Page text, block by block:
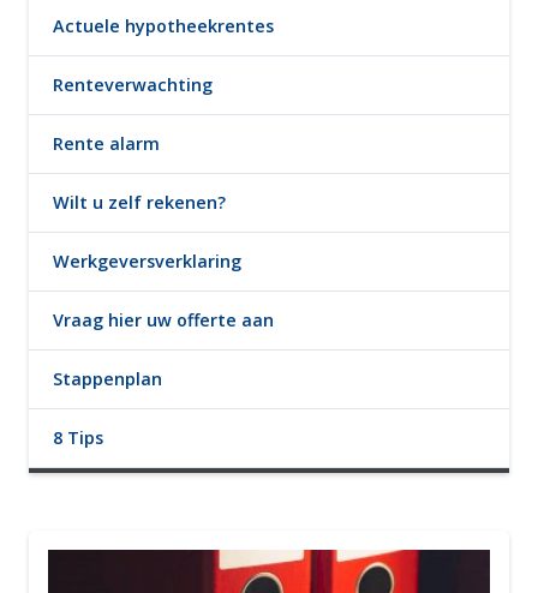
Actuele hypotheekrentes
Renteverwachting
Rente alarm
Wilt u zelf rekenen?
Werkgeversverklaring
Vraag hier uw offerte aan
Stappenplan
8 Tips